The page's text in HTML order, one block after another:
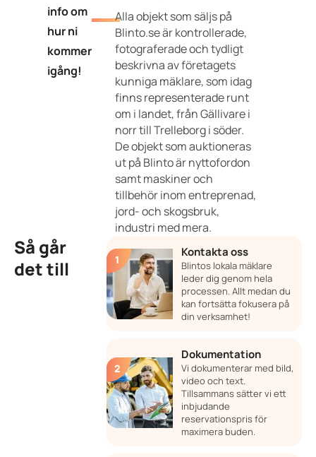
info om
hur ni
kommer
igång!
Alla objekt som säljs på
Blinto.se är kontrollerade,
fotograferade och tydligt
beskrivna av företagets
kunniga mäklare, som idag
finns representerade runt
om i landet, från Gällivare i
norr till Trelleborg i söder.
De objekt som auktioneras
ut på Blinto är nyttofordon
samt maskiner och
tillbehör inom entreprenad,
jord- och skogsbruk,
industri med mera.
Så går
det till
Kontakta oss
Blintos lokala mäklare
leder dig genom hela
processen. Allt medan du
kan fortsätta fokusera på
din verksamhet!
Dokumentation
Vi dokumenterar med bild,
video och text.
Tillsammans sätter vi ett
inbjudande
reservationspris för
maximera buden.